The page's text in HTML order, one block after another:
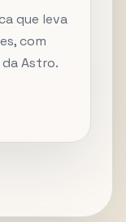
que leva
com
Astro.